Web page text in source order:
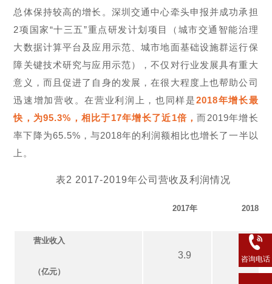
总体保持较高的增长。深圳交通中心牵头申报并成功承担
2项国家“十三五”重点研发计划项目（城市交通智能治理
大数据计算平台及应用示范、城市地面基础设施群运行保
障关键技术研究与应用示范），不仅对行业发展具有重大
意义，而且促进了自身的发展，在很大程度上也帮助公司
迅速增加营收。在营业利润上，也同样是2018年增长最
快，为95.3%，相比于17年增长了近1倍，而2019年增长
率下降为65.5%，与2018年的利润额相比也增长了一半以
上。
表2 2017-2019年公司营收及利润情况
2017年 2018年
营业收入
（亿元）
3.9 6.2
咨询电话